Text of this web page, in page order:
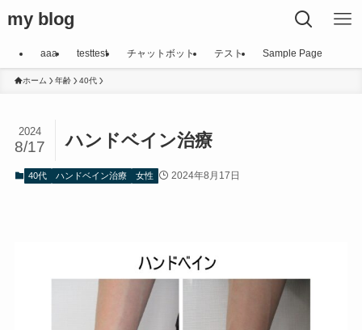
my blog
aaa testtest チャットボット テスト Sample Page
ホーム 年齢 40代
ハンドベイン治療
2024
8/17
40代 ハンドベイン治療 女性 2024年8月17日